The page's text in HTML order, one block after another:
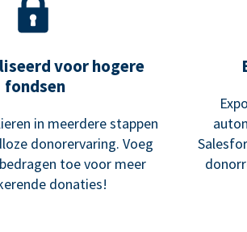
voor hogere
fondsen
in meerdere stappen
donorervaring. Voeg
toe voor meer
donaties!